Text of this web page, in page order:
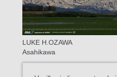
LUKE H.OZAWA
Asahikawa